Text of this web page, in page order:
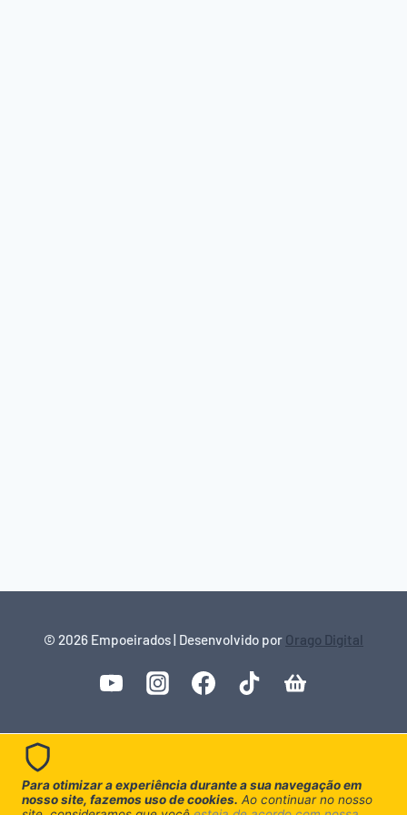
© 2026 Empoeirados | Desenvolvido por Orago Digital
Para otimizar a experiência durante a sua navegação em
nosso site, fazemos uso de cookies. Ao continuar no nosso